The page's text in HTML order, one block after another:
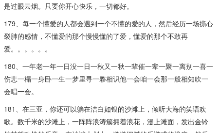
是过眼云烟。只要你开心快乐，一切都好。
179、每一个懂爱的人都会遇到一个不懂的爱的人，然后经历一场撕心
裂肺的感情，不懂爱的那个慢慢懂的了爱，懂爱的那个不敢再
爱。。。。。。
180、一年老一年一日没一日一秋又一秋一辈催一辈一聚一离别一喜一
伤悲一榻一身卧一生一梦里寻一夥相识他一会咱一会那一般相知吹一
会唱一会。
181、在三亚，你还可以躺在洁白如银的沙滩上，倾听大海的笑语欢
歌。数千米的沙滩上，一阵阵浪涛簇拥着浪花，漫上滩面，发出金铃